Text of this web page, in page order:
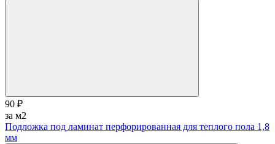
90 ₽
за м2
Подложка под ламинат перфорированная для теплого пола 1,8
мм